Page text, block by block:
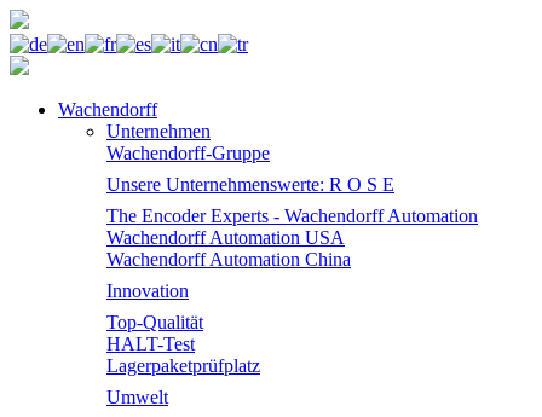
Wachendorff
Unternehmen
Wachendorff-Gruppe
Unsere Unternehmenswerte: R O S E
The Encoder Experts - Wachendorff Automation
Wachendorff Automation USA
Wachendorff Automation China
Innovation
Top-Qualität
HALT-Test
Lagerpaketprüfplatz
Umwelt